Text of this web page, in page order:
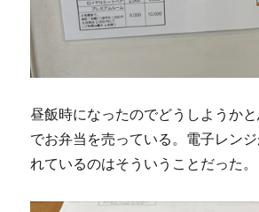
昼飯時になったのでどうしようか
でお弁当を売っている。電子レン
れているのはそういうことだった。